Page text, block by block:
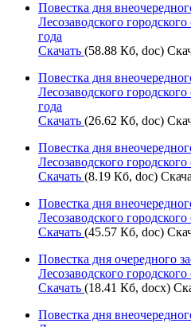
Повестка дня
Лесозаводского
года
Скачать (58.88 Кб, doc)
Повестка дня
Лесозаводского
года
Скачать (26.62 Кб, doc)
Повестка дня
Лесозаводского
Скачать (8.19 Кб, doc)
Повестка дня
Лесозаводского
Скачать (45.57 Кб, doc)
Повестка дня очередного
Лесозаводского
Скачать (18.41 Кб, docx)
Повестка дня